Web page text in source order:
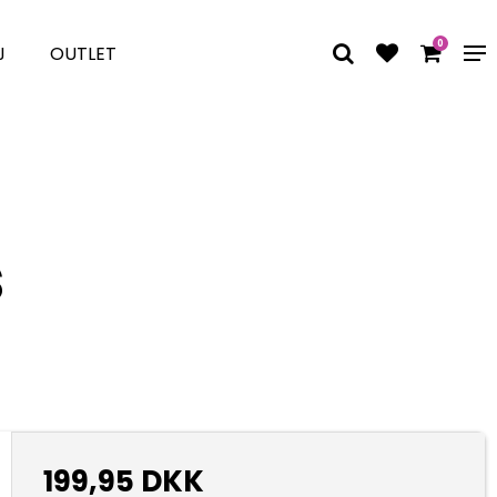
OUTLET 0
199,95 DKK